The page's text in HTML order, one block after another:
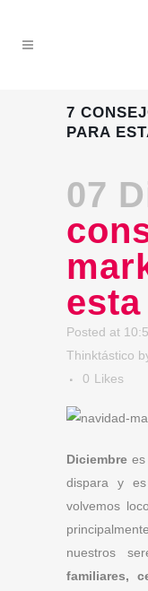
7
PARA
07
Posted at
Thinktástico
0 Likes
Diciembre
dispara y
volvemos
nuestros
familiares,